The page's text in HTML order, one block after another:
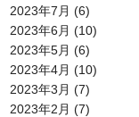
2023年7月 (6)
2023年6月 (10)
2023年5月 (6)
2023年4月 (10)
2023年3月 (7)
2023年2月 (7)